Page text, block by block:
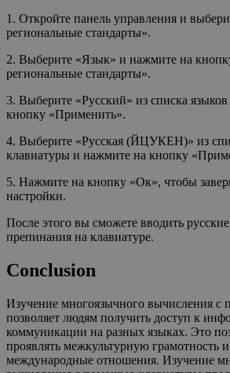
1. Откройте панель управления и
региональные стандарты».
2. Выберите «Язык» и нажмите на
региональные стандарты».
3. Выберите «Русский» из списка
кнопку «Применить».
4. Выберите «Русская (ЙЦУКЕН)» из
клавиатуры и нажмите на кнопку
5. Нажмите на кнопку «Ок», чтобы
настройки.
После этого вы сможете вводить
препинания на клавиатуре.
Conclusion
Изучение многоязычного вычисления с
позволяет людям получить доступ к
коммуникации на разных языках. Это
проявлять межкультурную грамотность
международные отношения. Изучение